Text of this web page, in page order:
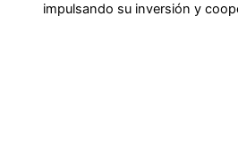
impulsando su inversión y